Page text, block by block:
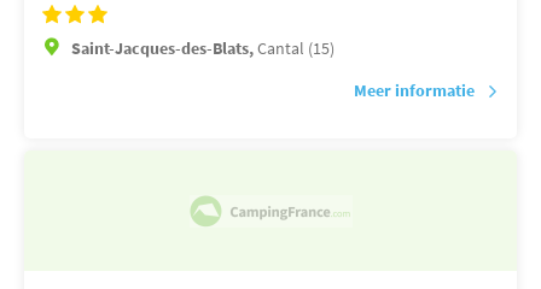
Saint-Jacques-des-Blats,Cantal (15)
Meer informatie